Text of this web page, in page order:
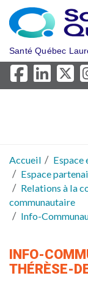
Aller au menu
Santé Québec
Accueil
Espace
Espace
Relations à la
communautaire
Info-
INFO-
THÉRÈSE-